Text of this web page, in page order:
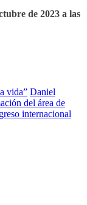
de 2023 a las
vida” Daniel
del área de
internacional